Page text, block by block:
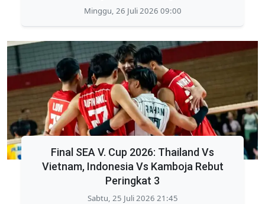
Minggu, 26 Juli 2026 09:00
Final SEA V. Cup 2026: Thailand Vs
Vietnam, Indonesia Vs Kamboja Rebut
Peringkat 3
Sabtu, 25 Juli 2026 21:45